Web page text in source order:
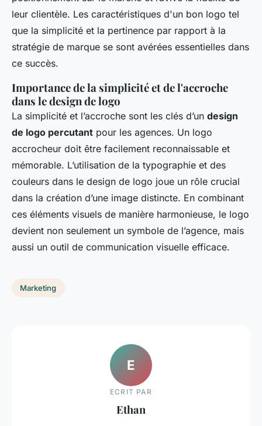
leur clientèle. Les caractéristiques d'un bon logo tel
que la simplicité et la pertinence par rapport à la
stratégie de marque se sont avérées essentielles dans
ce succès.
Importance de la simplicité et de l'accroche
dans le design de logo
La simplicité et l’accroche sont les clés d’un design
de logo percutant pour les agences. Un logo
accrocheur doit être facilement reconnaissable et
mémorable. L’utilisation de la typographie et des
couleurs dans le design de logo joue un rôle crucial
dans la création d’une image distincte. En combinant
ces éléments visuels de manière harmonieuse, le logo
devient non seulement un symbole de l’agence, mais
aussi un outil de communication visuelle efficace.
Marketing
E
ECRIT PAR
Ethan